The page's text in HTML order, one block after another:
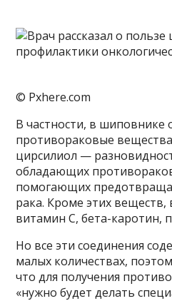
© Pxhere.com
В частности, в шиповнике
противораковые
цирсилиол —
обладающих
помогающих
рака. Кроме этих
витамин С, бета-каротин,
Но все эти соединения
малых количествах,
что для получения
«нужно будет делать